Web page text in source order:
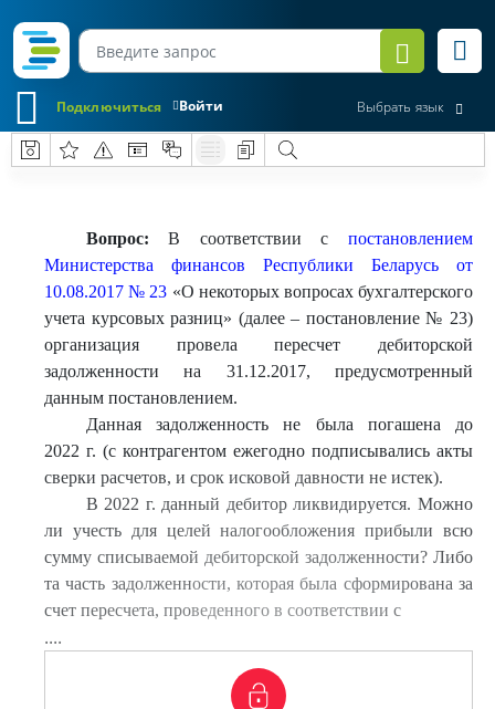
Войти
Подключиться Выбрать язык
Вопрос: В соответствии с постановлением
Министерства финансов Республики Беларусь от
10.08.2017 № 23 «О некоторых вопросах бухгалтерского
учета курсовых разниц» (далее – постановление № 23)
организация провела пересчет дебиторской
задолженности на 31.12.2017, предусмотренный
данным постановлением.
Данная задолженность не была погашена до
2022 г. (с контрагентом ежегодно подписывались акты
сверки расчетов, и срок исковой давности не истек).
В 2022 г. данный дебитор ликвидируется. Можно
ли учесть для целей налогообложения прибыли всю
сумму списываемой дебиторской задолженности? Либо
та часть задолженности, которая была сформирована за
счет пересчета, проведенного в соответствии с
....